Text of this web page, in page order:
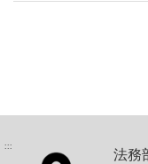
:::
法務